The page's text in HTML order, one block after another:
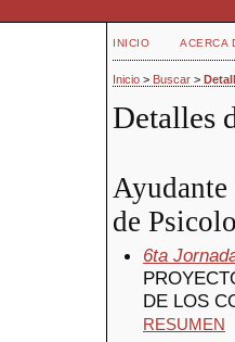
INICIO ACERCA
Inicio > Buscar >
Detalles
de
6ta
DE LOS
RESUMEN